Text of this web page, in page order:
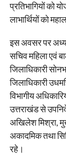
प्रतिभागियों को
लाभार्थियों को
इस अवसर पर
सचिव महिला एवं
जिलाधिकारी
जिलाधिकारी
विभागीय
उत्तराखंड से
अखिलेश मिश्रा,
अकादमिक तथा
रहे।